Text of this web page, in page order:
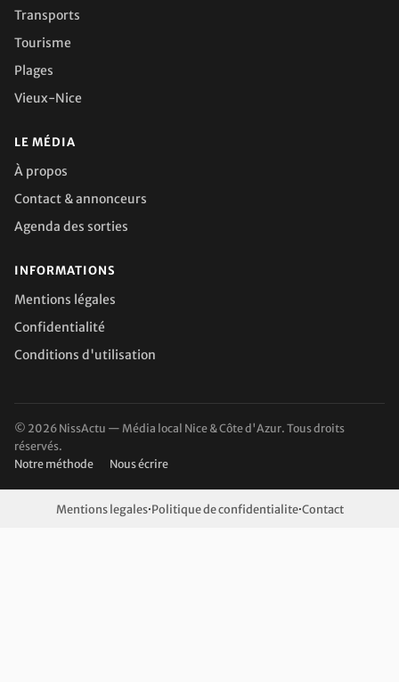
Transports
Tourisme
Plages
Vieux-Nice
LE MÉDIA
À propos
Contact & annonceurs
Agenda des sorties
INFORMATIONS
Mentions légales
Confidentialité
Conditions d'utilisation
© 2026 NissActu — Média local Nice & Côte d'Azur. Tous droits
réservés.
Notre méthode
Nous écrire
Mentions legales·Politique de confidentialite·Contact